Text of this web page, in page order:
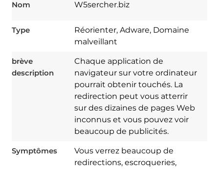
Nom W5sercher.biz
Type
Réorienter, Adware, Domaine
malveillant
brève
description
Chaque application de
navigateur sur votre ordinateur
pourrait obtenir touchés. La
redirection peut vous atterrir
sur des dizaines de pages Web
inconnus et vous pouvez voir
beaucoup de publicités.
Symptômes
Vous verrez beaucoup de
redirections, escroqueries,